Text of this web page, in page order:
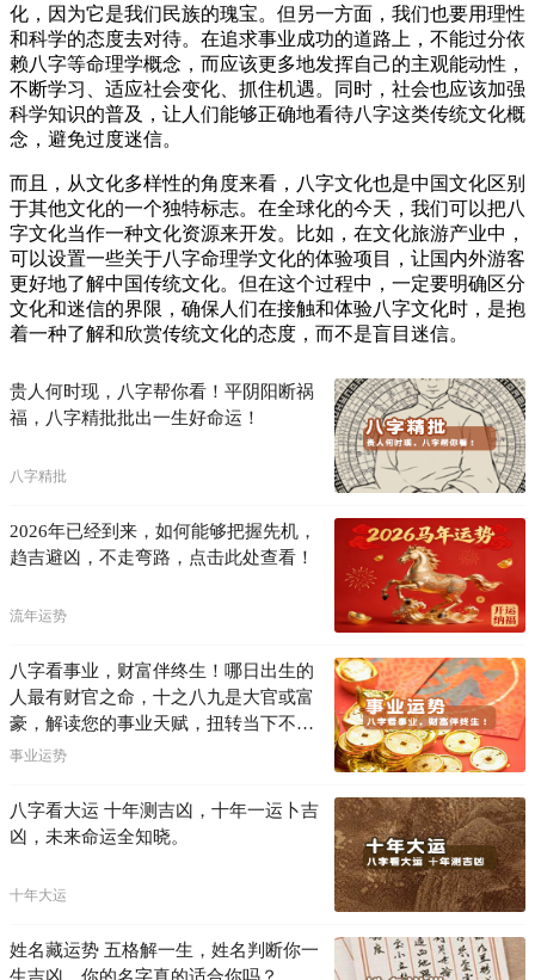
化，因为它是我们民族的瑰宝。但另一方面，我们也要用理性
和科学的态度去对待。在追求事业成功的道路上，不能过分依
赖八字等命理学概念，而应该更多地发挥自己的主观能动性，
不断学习、适应社会变化、抓住机遇。同时，社会也应该加强
科学知识的普及，让人们能够正确地看待八字这类传统文化概
念，避免过度迷信。
而且，从文化多样性的角度来看，八字文化也是中国文化区别
于其他文化的一个独特标志。在全球化的今天，我们可以把八
字文化当作一种文化资源来开发。比如，在文化旅游产业中，
可以设置一些关于八字命理学文化的体验项目，让国内外游客
更好地了解中国传统文化。但在这个过程中，一定要明确区分
文化和迷信的界限，确保人们在接触和体验八字文化时，是抱
着一种了解和欣赏传统文化的态度，而不是盲目迷信。
贵人何时现，八字帮你看！平阴阳断祸
福，八字精批批出一生好命运！
八字精批
2026年已经到来，如何能够把握先机，
趋吉避凶，不走弯路，点击此处查看！
流年运势
八字看事业，财富伴终生！哪日出生的
人最有财官之命，十之八九是大官或富
豪，解读您的事业天赋，扭转当下不利
困局！！
事业运势
八字看大运 十年测吉凶，十年一运卜吉
凶，未来命运全知晓。
十年大运
姓名藏运势 五格解一生，姓名判断你一